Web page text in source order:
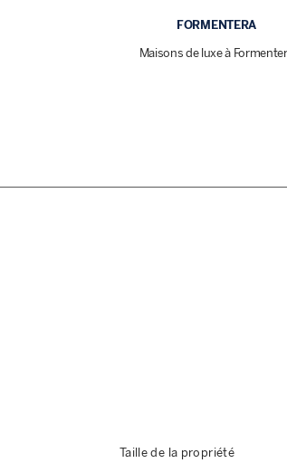
FORMENTERA
Maisons de luxe à
Taille de la propriété